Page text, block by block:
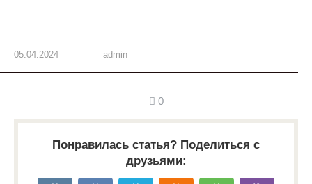
05.04.2024 admin
0
Понравилась статья? Поделиться с
друзьями: